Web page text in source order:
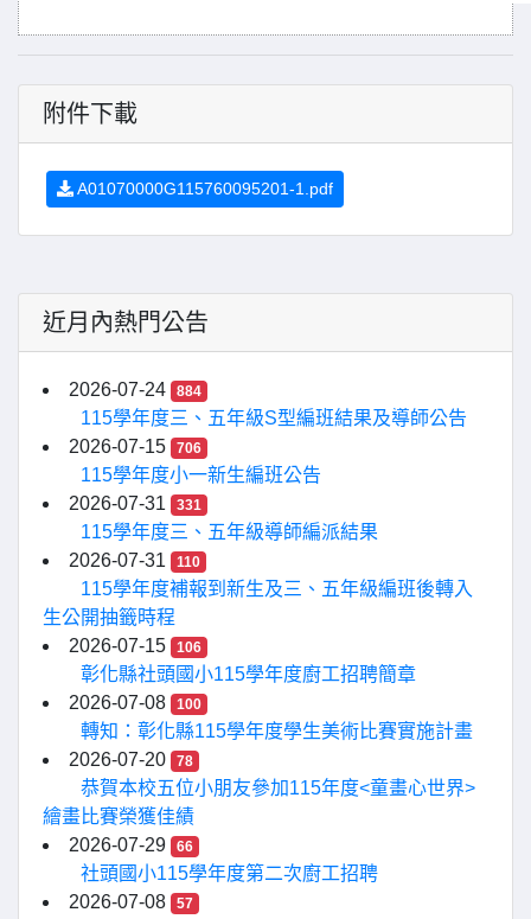
附件下載
A01070000G115760095201-1.pdf
近月內熱門公告
2026-07-24 884
115學年度三、五年級S型編班結果及導師公告
2026-07-15
706
115學年度小一新生編班公告
2026-07-31
331
115學年度三、五年級導師編派結果
2026-07-31
110
115學年度補報到新生及三、五年級編班後轉入
生公開抽籤時程
2026-07-15
106
彰化縣社頭國小115學年度廚工招聘簡章
2026-07-08
100
轉知：彰化縣115學年度學生美術比賽實施計畫
2026-07-20
78
恭賀本校五位小朋友參加115年度<童畫心世界>
繪畫比賽榮獲佳績
2026-07-29
66
社頭國小115學年度第二次廚工招聘
2026-07-08
57